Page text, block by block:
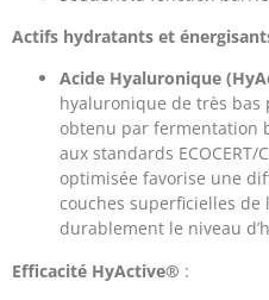
Actifs hydratants et
Acide Hyaluronique
hyaluronique de très bas
obtenu par fermentation
aux standards
optimisée favorise une
couches superficielles
durablement le niveau
Efficacité HyActive® :